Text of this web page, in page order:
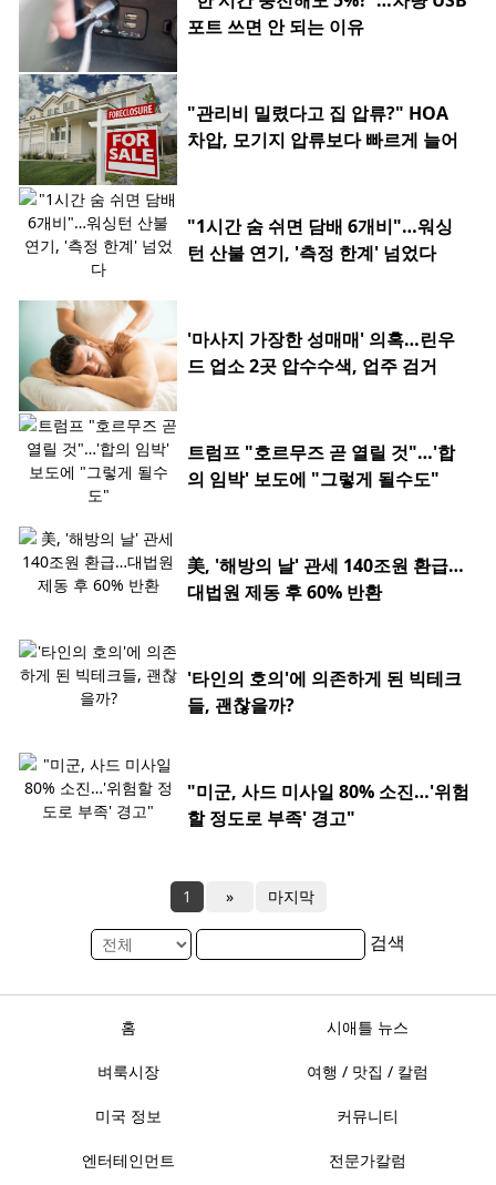
포트 쓰면 안 되는 이유
"관리비 밀렸다고 집 압류?" HOA
차압, 모기지 압류보다 빠르게 늘어
"1시간 숨 쉬면 담배 6개비"…워싱
턴 산불 연기, '측정 한계' 넘었다
'마사지 가장한 성매매' 의혹…린우
드 업소 2곳 압수수색, 업주 검거
트럼프 "호르무즈 곧 열릴 것"…'합
의 임박' 보도에 "그렇게 될수도"
美, '해방의 날' 관세 140조원 환급…
대법원 제동 후 60% 반환
'타인의 호의'에 의존하게 된 빅테크
들, 괜찮을까?
"미군, 사드 미사일 80% 소진…'위험
할 정도로 부족' 경고"
1 » 마지막
검색
홈 시애틀 뉴스
벼룩시장 여행 / 맛집 / 칼럼
미국 정보 커뮤니티
엔터테인먼트 전문가칼럼